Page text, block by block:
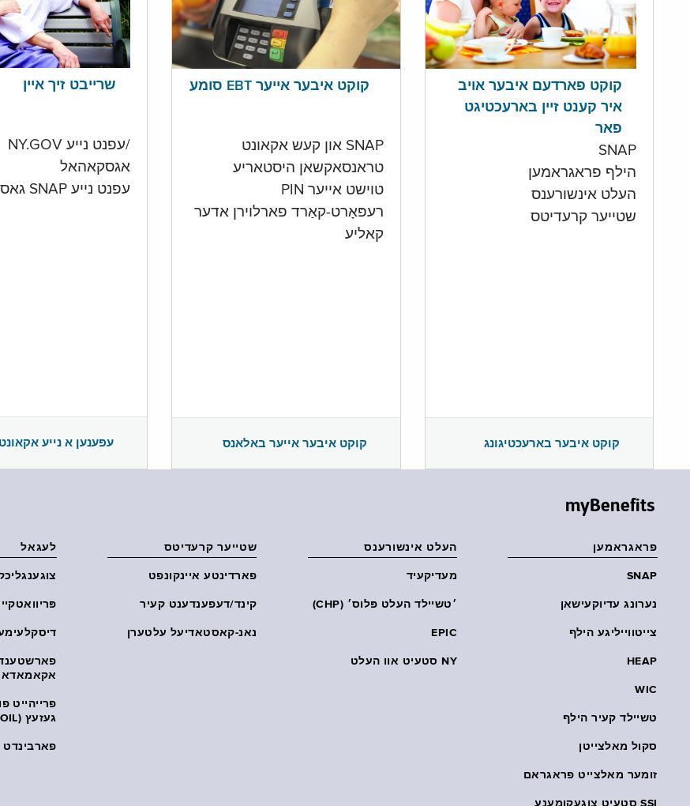
שרייבט זיך איין
/עפנט נייע NY.GOV
אגסקאהאל
עפנט נייע SNAP גאס אקאונט
עפענען א נייע אקאונט
קוקט איבער אייער EBT סומע
SNAP און קעש אקאונט
טראנסאקשאן היסטאריע
טוישט אייער PIN
רעפּאָרט-קאַרד פארלוירן אדער
קאליע
קוקט איבער אייער באלאנס
קוקט פארדעם איבער אויב
איר קענט זיין בארעכטיגט
פאר
SNAP
הילף פראגראמען
העלט אינשורענס
שטייער קרעדיטס
קוקט איבער בארעכטיגונג
myBenefits
פראגראמען
SNAP
נערונג עדיוקעישאן
צייטווייליגע הילף
HEAP
WIC
טשיילד קעיר הילף
סקול מאלצייטן
זומער מאלצייט פראגראם
SSI סטעיט צוגעקומענע
העלט אינשורענס
מעדיקעיד
׳טשיילד העלט פּלוס׳ (CHP)
EPIC
NY סטעיט אוו העלט
שטייער קרעדיטס
פארדינטע איינקונפט
קינד/דעפענדענט קעיר
נאנ-קאסטאדיעל עלטערן
לעגאל
פרייהייט
געזעץ (FOIL)
פארבינדט